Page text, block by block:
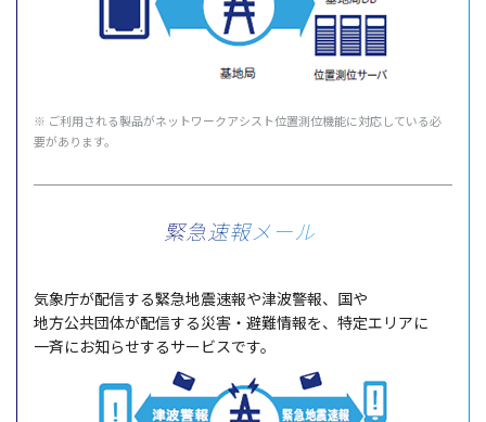
※ ご利用される製品がネットワークアシスト位置測位機能に対応している必
要があります。
緊急速報メール
気象庁が配信する緊急地震速報や津波警報、国や
地方公共団体が配信する災害 ・ 避難情報を、 特定エリアに
一斉にお知らせするサービスです。